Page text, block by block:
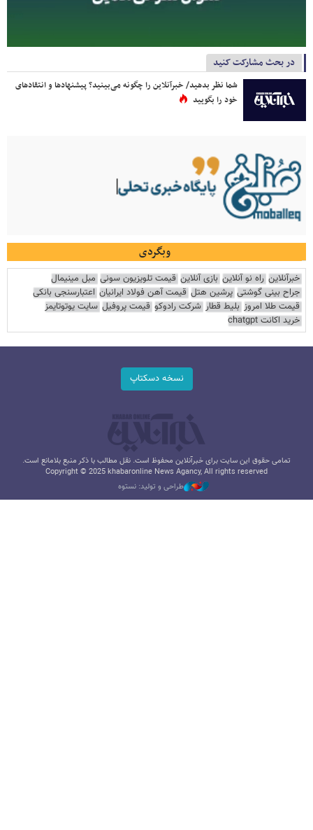
در بحث مشارکت کنید
شما نظر بدهید/ خبرآنلاین را چگونه می‌بینید؟ پیشنهادها و انتقادهای
خود را بگویید
وبگردی
خبرآنلاین راه نو آنلاین بازی آنلاین قیمت تلویزیون سونی مبل مینیمال
جراح بینی گوشتی پرشین هتل قیمت آهن فولاد ایرانیان اعتبارسنجی بانکی
قیمت طلا امروز بلیط قطار شرکت رادوکو قیمت پروفیل سایت یوتوتایمز
خرید اکانت chatgpt
نسخه دسکتاپ
تمامی حقوق این سایت برای خبرآنلاین محفوظ است. نقل مطالب با ذکر منبع بلامانع است.
Copyright © 2025 khabaronline News Agancy, All rights reserved
طراحی و تولید: نستوه